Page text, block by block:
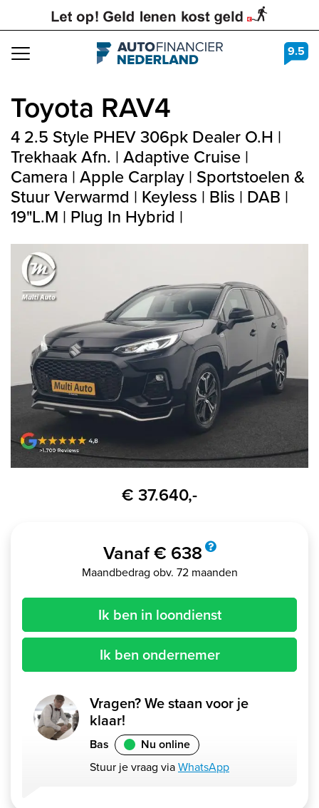
Navigation 9.5
Toyota RAV4
4 2.5 Style PHEV 306pk Dealer O.H |
Trekhaak Afn. | Adaptive Cruise |
Camera | Apple Carplay | Sportstoelen &
Stuur Verwarmd | Keyless | Blis | DAB |
19"L.M | Plug In Hybrid |
€ 37.640,-
Vanaf € 638
Maandbedrag obv. 72 maanden
Ik ben in loondienst
Ik ben ondernemer
Vragen? We staan voor je
klaar!
Bas Nu online
Stuur je vraag viaWhatsApp